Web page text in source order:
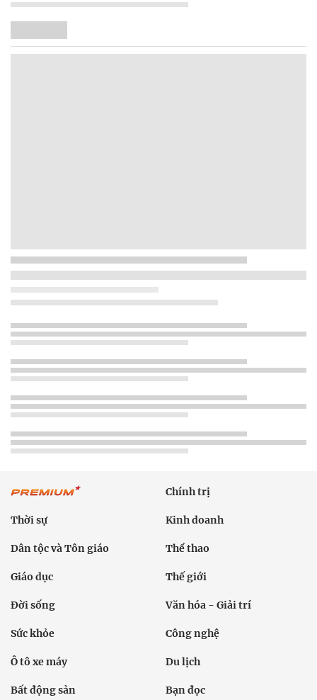
Chính trị
Thời sự Kinh doanh
Dân tộc và Tôn giáo Thể thao
Giáo dục Thế giới
Đời sống Văn hóa - Giải trí
Sức khỏe Công nghệ
Ô tô xe máy Du lịch
Bất động sản Bạn đọc